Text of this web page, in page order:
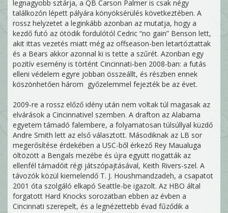
legnagyobb sztárja, a QB Carson Palmer is csak négy
találkozón lépett pályára könyöksérülés következtében. A
rossz helyzetet a leginkább azonban az mutatja, hogy a
kezdő futó az ötödik fordulótól Cedric “no gain” Benson lett,
akit ittas vezetés miatt még az offseason-ben letartóztattak
és a Bears akkor azonnal ki is tette a szűrét. Azonban egy
pozitív esemény is történt Cincinnati-ben 2008-ban: a futás
elleni védelem egyre jobban összeállt, és részben ennek
köszönhetően három győzelemmel fejezték be az évet.
2009-re a rossz előző idény után nem voltak túl magasak az
elvárások a Cincinnativel szemben. A drafton az Alabama
egyetem támadó falembere, a folyamatosan túlsúllyal küzdő
Andre Smith lett az első választott. Másodiknak az LB sor
megerősítése érdekében a USC-ből érkező Rey Maualuga
öltözött a Bengals mezébe és újra együtt riogatták az
ellenfél támadóit régi játszópajtásával, Keith Rivers-szel. A
távozók közül kiemelendő T. J. Houshmandzadeh, a csapatot
2001 óta szolgáló elkapó Seattle-be igazolt. Az HBO által
forgatott Hard Knocks sorozatban ebben az évben a
Cincinnati szerepelt, és a legnézettebb évad fűződik a